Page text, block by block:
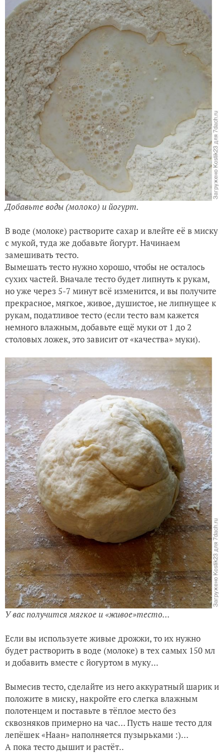
Добавьте воды (молоко) и йогурт.
В воде (молоке) растворите сахар и влейте её в миску
с мукой, туда же добавьте йогурт. Начинаем
замешивать тесто.
Вымешать тесто нужно хорошо, чтобы не осталось
сухих частей. Вначале тесто будет липнуть к рукам,
но уже через 5-7 минут всё изменится, и вы получите
прекрасное, мягкое, живое, душистое, не липнущее к
рукам, податливое тесто (если тесто вам кажется
немного влажным, добавьте ещё муки от 1 до 2
столовых ложек, это зависит от «качества» муки).
У вас получится мягкое и «живое»тесто...
Если вы используете живые дрожжи, то их нужно
будет растворить в воде (молоке) в тех самых 150 мл
и добавить вместе с йогуртом в муку...
Вымесив тесто, сделайте из него аккуратный шарик и
положите в миску, накройте его слегка влажным
полотенцем и поставьте в тёплое место без
сквозняков примерно на час… Пусть наше тесто для
лепёшек «Наан» наполняется пузырьками :)…
А пока тесто дышит и растёт..